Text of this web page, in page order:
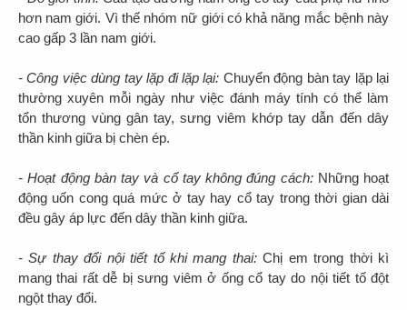
hơn nam giới. Vì thế nhóm nữ giới có khả năng mắc bệnh này
cao gấp 3 lần nam giới.
- Công việc dùng tay lặp đi lặp lại: Chuyển động bàn tay lặp lại
thường xuyên mỗi ngày như việc đánh máy tính có thể làm
tổn thương vùng gân tay, sưng viêm khớp tay dẫn đến dây
thần kinh giữa bị chèn ép.
- Hoạt động bàn tay và cổ tay không đúng cách:Những hoạt
động uốn cong quá mức ở tay hay cổ tay trong thời gian dài
đều gây áp lực đến dây thần kinh giữa.
- Sự thay đổi nội tiết tố khi mang thai:Chị em trong thời kì
mang thai rất dễ bị sưng viêm ở ống cổ tay do nội tiết tố đột
ngột thay đổi.